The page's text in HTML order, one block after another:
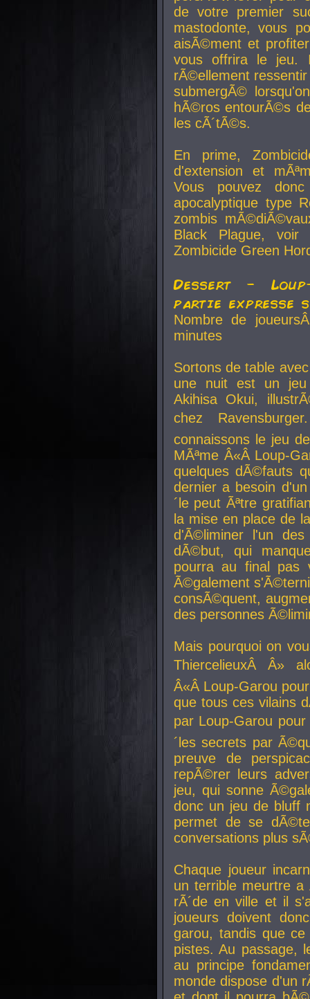
de votre premier
mastodonte, vous
aisÃ©ment et
vous offrira le jeu.
rÃ©ellement
submergÃ©
hÃ©ros entourÃ©s
les cÃ´tÃ©s.
En prime,
d'extension et
Vous pouvez
apocalyptique type
zombis
Black Plague,
Zombicide Green
Dessert -
partie expresse
Nombre de
minutes
Sortons de table
une nuit est un
Akihisa Okui,
chez
connaissons le jeu
MÃªme Â«Â Loup-
quelques dÃ©fauts
dernier a besoin
´le peut Ãªtre
la mise en place de
d'Ã©liminer l'un
dÃ©but, qui
pourra au final pas
Ã©galement
consÃ©quent,
des personnes
Mais pourquoi on
ThiercelieuxÂ Â»
Â«Â Loup-Garou
que tous ces vilains
par Loup-Garou
´les secrets par
preuve de
repÃ©rer leurs
jeu, qui sonne
donc un jeu de bluff
permet de se
conversations plus
Chaque joueur
un terrible meurtre
rÃ´de en ville et il
joueurs doivent
garou, tandis que
pistes. Au passage,
au principe
monde dispose d'un